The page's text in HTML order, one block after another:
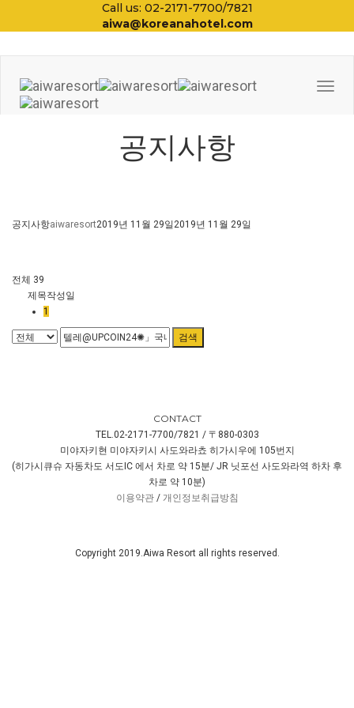
Call us: 02-2171-7700/7821
aiwa@koreanahotel.com
공지사항
공지사항aiwaresort2019년 11월 29일2019년 11월 29일
전체 39
제목작성일
1
검색
CONTACT
TEL.02-2171-7700/7821 / 〒880-0303
미야자키현 미야자키시 사도와라쵸 히가시우에 105번지
(히가시큐슈 자동차도 서도IC 에서 차로 약 15분/ JR 닛포선 사도와라역 하차 후
차로 약 10분)
이용약관/ 개인정보취급방침
Copyright 2019.Aiwa Resort all rights reserved.